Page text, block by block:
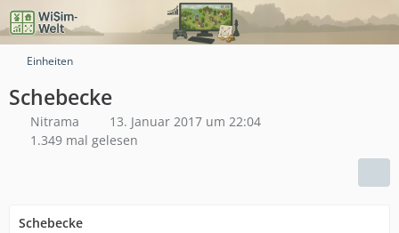
Einheiten
Schebecke
Nitrama
13. Januar 2017 um 22:04
1.349 mal gelesen
Schebecke